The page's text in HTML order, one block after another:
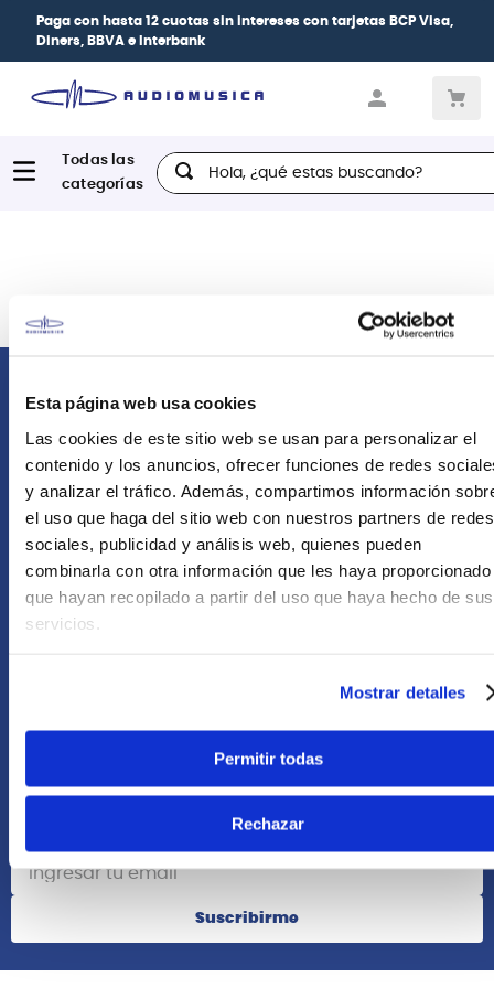
Esta página web usa cookies
Las cookies de este sitio web se usan para personalizar el
contenido y los anuncios, ofrecer funciones de redes
y analizar el tráfico. Además, compartimos información
el uso que haga del sitio web con nuestros partners de redes
sociales, publicidad y análisis web, quienes pueden
combinarla con otra información que les haya proporcionado
que hayan recopilado a partir del uso que haya hecho de sus
servicios.
Mostrar detalles
Permitir todas
Rechazar
Paga con hasta 12 cuotas sin intereses con tarjetas BCP Visa,
Diners, BBVA e Interbank
Hola, ¿qué estas buscando?
Comunícate con nosotros
Atención Postventa
+51 958418476
Asesoría Online
+51 977624112
Acerca de Nosotros
Redes Sociales
Suscribirme